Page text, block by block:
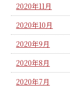
2020年11月
2020年10月
2020年9月
2020年8月
2020年7月